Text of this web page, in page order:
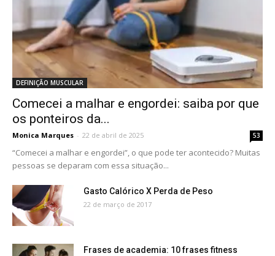
DEFINIÇÃO MUSCULAR
Comecei a malhar e engordei: saiba por que
os ponteiros da...
Monica Marques - 22 de abril de 2025 53
“Comecei a malhar e engordei”, o que pode ter acontecido? Muitas
pessoas se deparam com essa situação...
Gasto Calórico X Perda de Peso
22 de março de 2017
Frases de academia: 10 frases fitness